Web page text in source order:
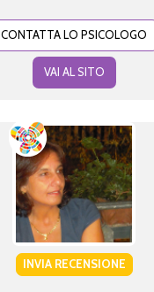
CONTATTA LO PSICOLOGO
VAI AL SITO
INVIA RECENSIONE